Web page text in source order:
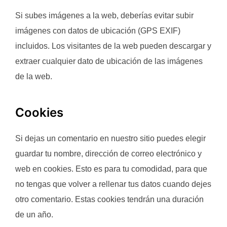
Si subes imágenes a la web, deberías evitar subir
imágenes con datos de ubicación (GPS EXIF)
incluidos. Los visitantes de la web pueden descargar y
extraer cualquier dato de ubicación de las imágenes
de la web.
Cookies
Si dejas un comentario en nuestro sitio puedes elegir
guardar tu nombre, dirección de correo electrónico y
web en cookies. Esto es para tu comodidad, para que
no tengas que volver a rellenar tus datos cuando dejes
otro comentario. Estas cookies tendrán una duración
de un año.